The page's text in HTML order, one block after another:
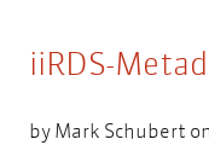
iiRDS-
byMark Schubert